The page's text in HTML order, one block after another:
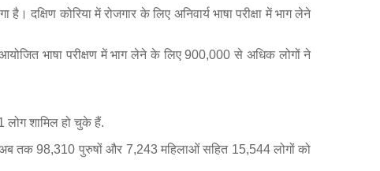
कोरिया में रोजगार के लिए अनिवार्य भाषा परीक्षा में भाग लेने
भाषा परीक्षण में भाग लेने के लिए 900,000 से अधिक लोगों ने
लोग शामिल हो चुके हैं.
अब तक 98,310 पुरुषों और 7,243 महिलाओं सहित 15,544 लोगों को